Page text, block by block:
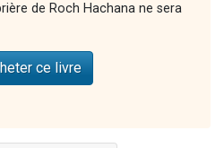
de Roch Hachana ne sera
ce livre